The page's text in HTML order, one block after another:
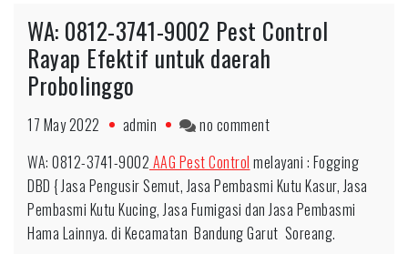
WA: 0812-3741-9002 Pest Control
Rayap Efektif untuk daerah
Probolinggo
17 May 2022 admin no commenton
0812-
3741-
9002
Pest
WA: 0812-3741-9002 AAG Pest Control melayani : Fogging
DBD { Jasa Pengusir Semut, Jasa Pembasmi Kutu Kasur, Jasa
Pembasmi Kutu Kucing, Jasa Fumigasi dan Jasa Pembasmi
Hama Lainnya. di Kecamatan Bandung Garut Soreang.